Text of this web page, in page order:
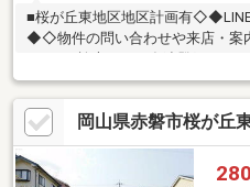
■桜が丘東地区地区計画有
◆◇物件の問い合わせや来店・案
動産■ID→＠403akwjq※お友達登
セージでお送りいただき登録完了
岡山県赤磐市桜が丘
280